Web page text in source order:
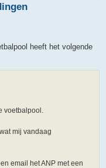
heeft het volgende
voetbalpool.
mij vandaag
email het ANP met een